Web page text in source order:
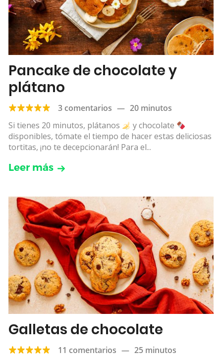
Pancake de chocolate y
plátano
3 comentarios — 20 minutos
Si tienes 20 minutos, plátanos
y chocolate
disponibles, tómate el tiempo de hacer estas deliciosas
tortitas, ¡no te decepcionarán! Para el...
Leer más
Galletas de chocolate
11 comentarios — 25 minutos